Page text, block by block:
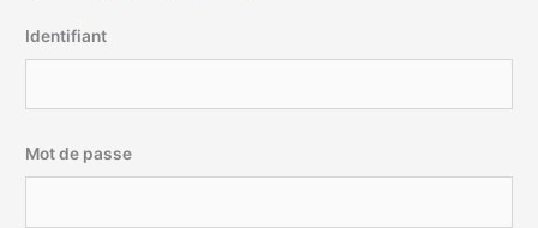
Identifiant
Mot de passe